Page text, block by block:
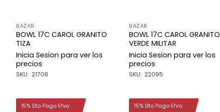
BAZAR
BOWL 17C CAROL GRANITO
TIZA
Inicia Sesion para ver los
precios
SKU: 21708
BAZAR
BOWL 17C CAROL GRANITO
VERDE MILITAR
Inicia Sesion para ver los
precios
SKU: 22095
15% Dto Pago Efvo 15% Dto Pago Efvo